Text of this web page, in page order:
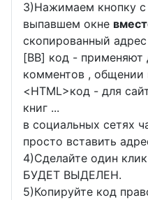
3)Нажимаем кнопку
выпавшем окне
скопированный адрес
[BB] код - применяют
комментов , общении
<HTML>код - для
книг ...
в социальных сетях
просто вставить
4)Сделайте один
БУДЕТ ВЫДЕЛЕН.
5)Копируйте код